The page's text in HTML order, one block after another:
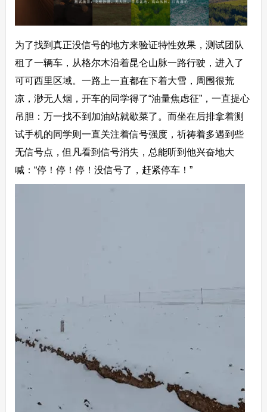
为了找到真正没信号的地方来验证特性效果，测试团队
租了一辆车，从格尔木沿着昆仑山脉一路行驶，进入了
可可西里区域。一路上一直都在下着大雪，周围很荒
凉，渺无人烟，开车的同学得了“油量焦虑征”，一直提心
吊胆：万一找不到加油站就歇菜了。而坐在后排拿着测
试手机的同学则一直关注着信号强度，祈祷着多遇到些
无信号点，但凡看到信号消失，总能听到他兴奋地大
喊：“停！停！停！没信号了，赶紧停车！”